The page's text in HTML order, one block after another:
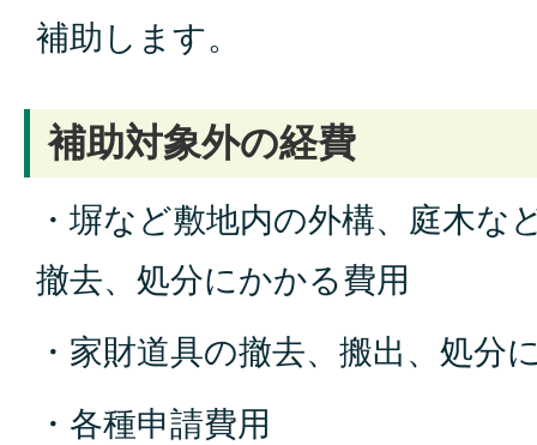
補助します。
補助対象外の経費
・塀など敷地内の外構、庭木な
撤去、処分にかかる費用
・家財道具の撤去、搬出、処分
・各種申請費用